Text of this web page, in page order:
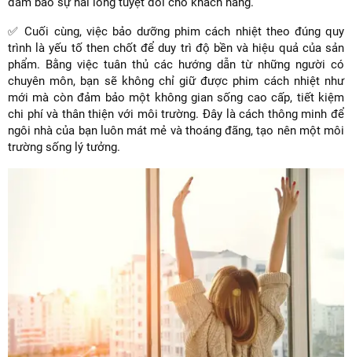
✅ Cuối cùng, việc bảo dưỡng phim cách nhiệt theo đúng quy
trình là yếu tố then chốt để duy trì độ bền và hiệu quả của sản
phẩm. Bằng việc tuân thủ các hướng dẫn từ những người có
chuyên môn, bạn sẽ không chỉ giữ được phim cách nhiệt như
mới mà còn đảm bảo một không gian sống cao cấp, tiết kiệm
chi phí và thân thiện với môi trường. Đây là cách thông minh để
ngôi nhà của bạn luôn mát mẻ và thoáng đãng, tạo nên một môi
trường sống lý tưởng.